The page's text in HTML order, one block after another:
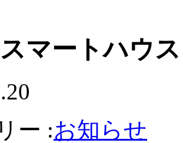
スマートハウ
ー :お知らせ